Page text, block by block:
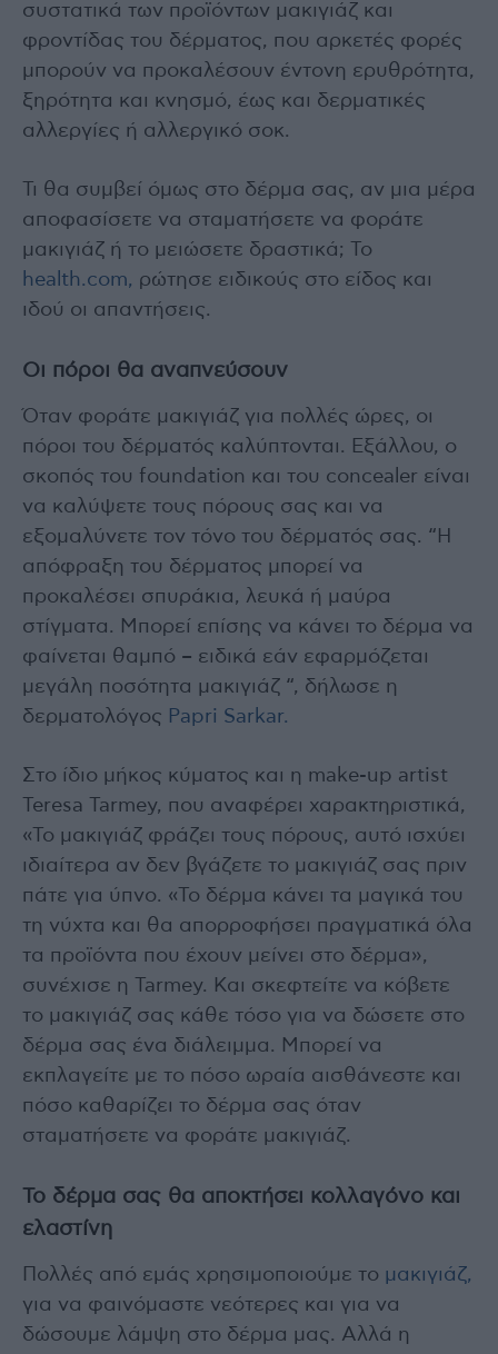
συστατικά των προϊόντων μακιγιάζ και
φροντίδας του δέρματος, που αρκετές φορές
μπορούν να προκαλέσουν έντονη ερυθρότητα,
ξηρότητα και κνησμό, έως και δερματικές
αλλεργίες ή αλλεργικό σοκ.
Τι θα συμβεί όμως στο δέρμα σας, αν μια μέρα
αποφασίσετε να σταματήσετε να φοράτε
μακιγιάζ ή το μειώσετε δραστικά; Το
health.com, ρώτησε ειδικούς στο είδος και
ιδού οι απαντήσεις.
Οι πόροι θα αναπνεύσουν
Όταν φοράτε μακιγιάζ για πολλές ώρες, οι
πόροι του δέρματός καλύπτονται. Εξάλλου, ο
σκοπός του foundation και του concealer είναι
να καλύψετε τους πόρους σας και να
εξομαλύνετε τον τόνο του δέρματός σας. “Η
απόφραξη του δέρματος μπορεί να
προκαλέσει σπυράκια, λευκά ή μαύρα
στίγματα. Μπορεί επίσης να κάνει το δέρμα να
φαίνεται θαμπό – ειδικά εάν εφαρμόζεται
μεγάλη ποσότητα μακιγιάζ “, δήλωσε η
δερματολόγος Papri Sarkar.
Στο ίδιο μήκος κύματος και η make-up artist
Teresa Tarmey, που αναφέρει χαρακτηριστικά,
«Το μακιγιάζ φράζει τους πόρους, αυτό ισχύει
ιδιαίτερα αν δεν βγάζετε το μακιγιάζ σας πριν
πάτε για ύπνο. «Το δέρμα κάνει τα μαγικά του
τη νύχτα και θα απορροφήσει πραγματικά όλα
τα προϊόντα που έχουν μείνει στο δέρμα»,
συνέχισε η Tarmey. Και σκεφτείτε να κόβετε
το μακιγιάζ σας κάθε τόσο για να δώσετε στο
δέρμα σας ένα διάλειμμα. Μπορεί να
εκπλαγείτε με το πόσο ωραία αισθάνεστε και
πόσο καθαρίζει το δέρμα σας όταν
σταματήσετε να φοράτε μακιγιάζ.
Το δέρμα σας θα αποκτήσει κολλαγόνο και
ελαστίνη
Πολλές από εμάς χρησιμοποιούμε το μακιγιάζ,
για να φαινόμαστε νεότερες και για να
δώσουμε λάμψη στο δέρμα μας. Αλλά η